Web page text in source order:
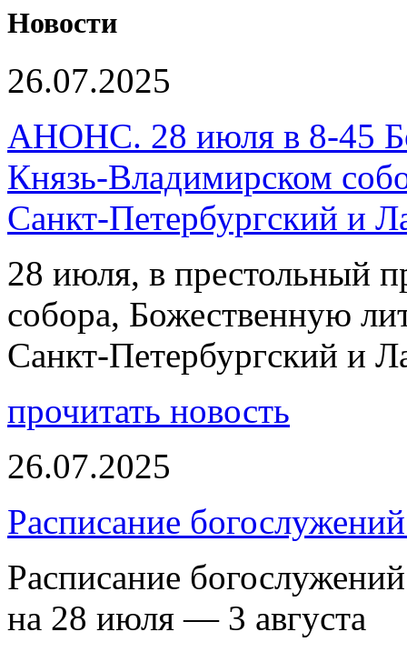
Новости
26.07.2025
АНОНС. 28 июля в 8-45
Князь-Владимирском
Санкт-Петербургский и
28 июля, в престольный
собора, Божественную
Санкт-Петербургский и
прочитать новость
26.07.2025
Расписание
Расписание
на 28 июля — 3 августа